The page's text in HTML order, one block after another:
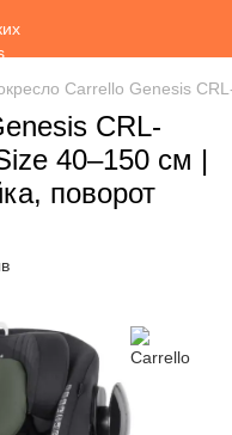
Carrello Genesis
CRL-
40–150 см |
поворот